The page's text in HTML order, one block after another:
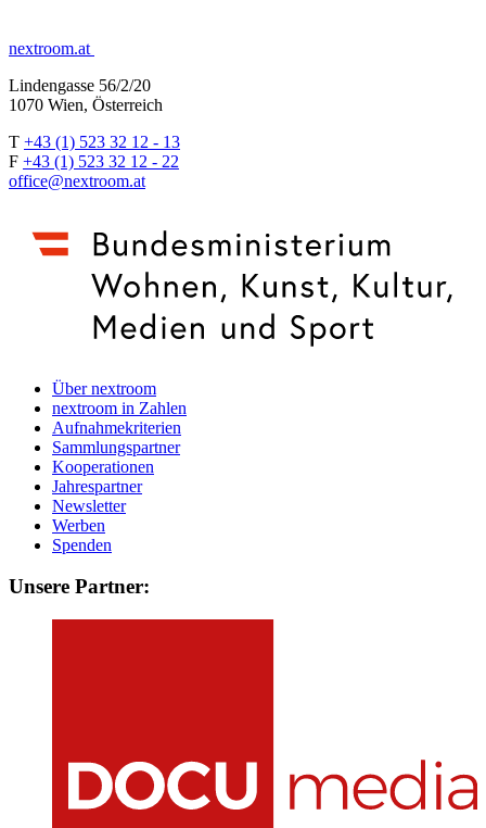
nextroom.at
Lindengasse 56/2/20
1070 Wien, Österreich
T +43 (1) 523 32 12 - 13
F +43 (1) 523 32 12 - 22
office@nextroom.at
Über nextroom
nextroom in Zahlen
Aufnahmekriterien
Sammlungspartner
Kooperationen
Jahrespartner
Newsletter
Werben
Spenden
Unsere Partner: